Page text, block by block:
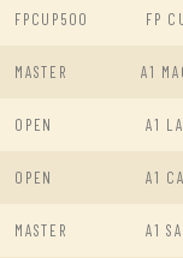
FPCUP500 FP
MASTER A1
OPEN A1
OPEN A1
MASTER A1